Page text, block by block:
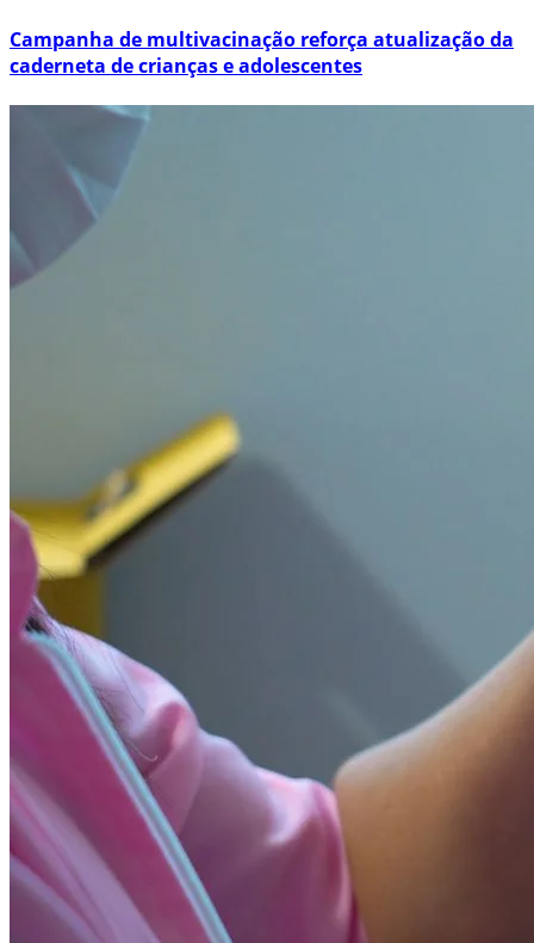
Campanha de multivacinação reforça atualização da
caderneta de crianças e adolescentes